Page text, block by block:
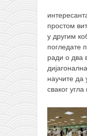
простом
у другим
погледате
ради о два
научите да
сваког